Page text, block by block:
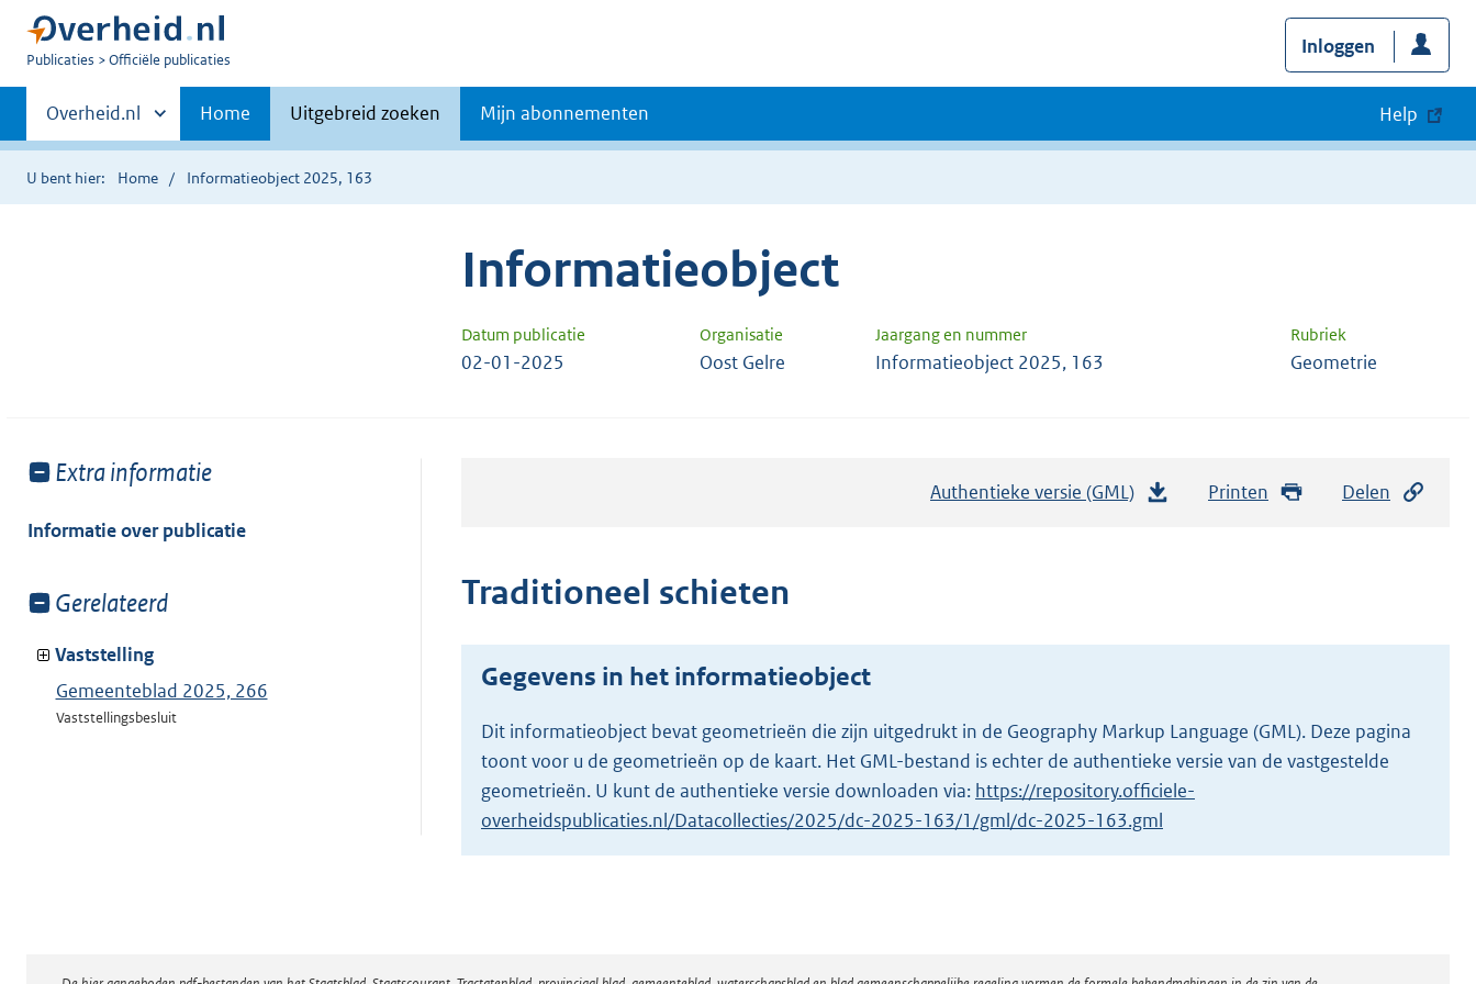
U
Publicaties Officiële publicaties
Inloggen
Primaire
navigatie
Andere
sites
binnen
Overheid.nl Home Uitgebreid zoeken Mijn abonnementen Help
U bent hier: Home Informatieobject 2025, 163
Informatieobject
Datum publicatie Organisatie Jaargang en nummer Rubriek
02-01-2025 Oost Gelre Informatieobject 2025, 163 Geometrie
Toon
van:
Extra informatie
Informatie over publicatie
Toon
van:
Gerelateerd
Vaststelling
Gemeenteblad 2025, 266
Vaststellingsbesluit
Authentieke versie (GML)
n
g
r
o
o
Printen Delen
Traditioneel schieten
Gegevens in het informatieobject
Dit informatieobject bevat geometrieën die zijn uitgedrukt in de Geography Markup Language (GML). Deze pagina
toont voor u de geometrieën op de kaart. Het GML-bestand is echter de authentieke versie van de vastgestelde
geometrieën. U kunt de authentieke versie downloaden via: https://repository.officiele-
overheidspublicaties.nl/Datacollecties/2025/dc-2025-163/1/gml/dc-2025-163.gml